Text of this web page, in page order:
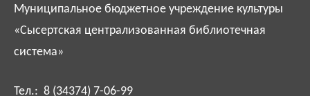
Муниципальное бюджетное учреждение культуры
«Сысертская централизованная библиотечная
система»
Тел.: 8 (34374) 7-06-99